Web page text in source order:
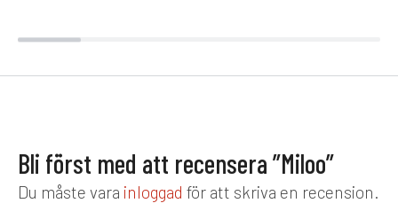
Bli först med att recensera ”Miloo”
Du måste vara inloggad för att skriva en recension.